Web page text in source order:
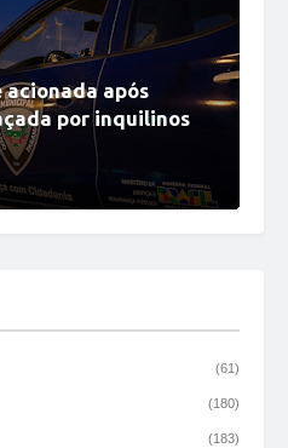
acionada após
por inquilinos
(61)
(180)
(183)